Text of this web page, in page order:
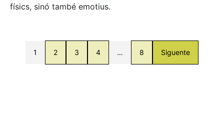
físics, sinó també emotius.
1 2 3 4 … 8 Siguente